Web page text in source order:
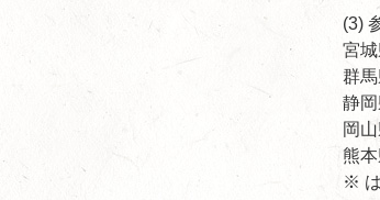
(3)
宮
群
静
岡
熊
※